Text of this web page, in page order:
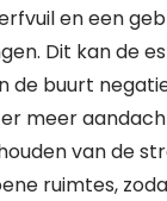
en een
Dit kan de
de buurt
meer
van de
ruimtes,